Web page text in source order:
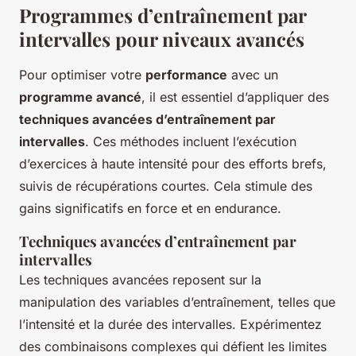
Programmes d’entraînement par
intervalles pour niveaux avancés
Pour optimiser votre performance avec un
programme avancé, il est essentiel d’appliquer des
techniques avancées d’entraînement par
intervalles. Ces méthodes incluent l’exécution
d’exercices à haute intensité pour des efforts brefs,
suivis de récupérations courtes. Cela stimule des
gains significatifs en force et en endurance.
Techniques avancées d’entraînement par
intervalles
Les techniques avancées reposent sur la
manipulation des variables d’entraînement, telles que
l’intensité et la durée des intervalles. Expérimentez
des combinaisons complexes qui défient les limites